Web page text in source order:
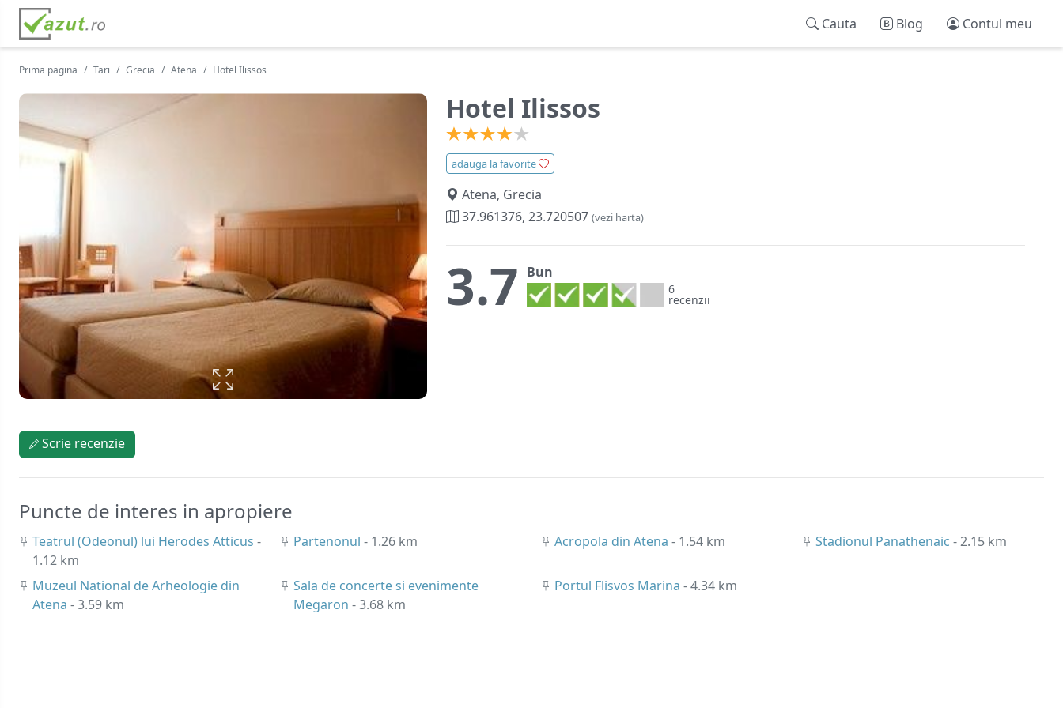
Cauta Blog Contul meu
Prima pagina Tari Grecia Atena Hotel Ilissos
Hotel Ilissos
adauga la favorite
Atena, Grecia
37.961376, 23.720507 (vezi harta)
3.7 Bun
6
recenzii
Scrie recenzie
Puncte de interes in apropiere
Teatrul (Odeonul) lui Herodes Atticus -
1.12 km
Partenonul - 1.26 km Acropola din Atena - 1.54 km Stadionul Panathenaic - 2.15 km
Muzeul National de Arheologie din
Atena - 3.59 km
Sala de concerte si evenimente
Megaron - 3.68 km
Portul Flisvos Marina - 4.34 km